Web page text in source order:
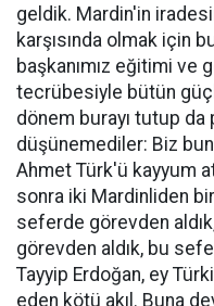
geldik. Mardin'in
karşısında olmak için
başkanımız eğitimi ve
tecrübesiyle bütün
dönem burayı tutup
düşünemediler: Biz
Ahmet Türk'ü kayyum
sonra iki Mardinliden
seferde görevden
görevden aldık, bu
Tayyip Erdoğan, ey
eden kötü akıl. Buna